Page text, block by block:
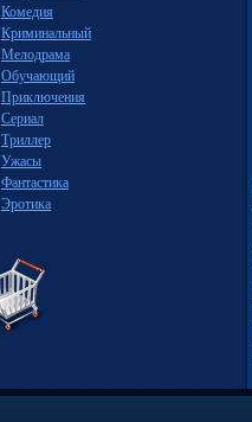
Комедия
Криминальный
Мелодрама
Обучающий
Приключения
Сериал
Триллер
Ужасы
Фантастика
Эротика